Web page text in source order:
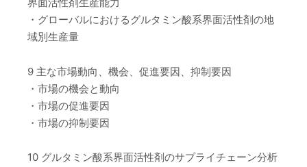
・グローバルにおけるグルタミン酸系界面活性剤の地
域別生産量
9 主な市場動向、機会、促進要因、抑制要因
・市場の機会と動向
・市場の促進要因
・市場の抑制要因
10 グルタミン酸系界面活性剤のサプライチェーン分析